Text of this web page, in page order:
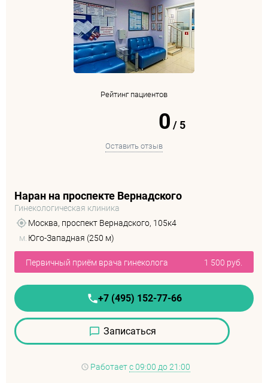
Рейтинг пациентов
0 / 5
Оставить отзыв
Наран на проспекте Вернадского
Гинекологическая клиника
Москва, проспект Вернадского, 105к4
м. Юго-Западная (250 м)
Первичный приём врача гинеколога 1 500 руб.
+7 (495) 152-77-66
Записаться
Работаетс 09:00 до 21:00